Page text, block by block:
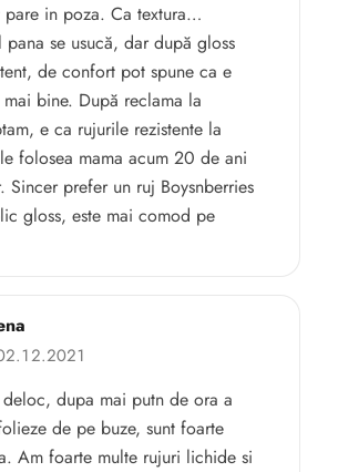
in poza. Ca textura…
se usucă, dar după gloss
de confort pot spune ca e
bine. După reclama la
e ca rujurile rezistente la
folosea mama acum 20 de ani
Sincer prefer un ruj Boysnberries
gloss, este mai comod pe
dupa mai putn de ora a
de pe buze, sunt foarte
Am foarte multe rujuri lichide si